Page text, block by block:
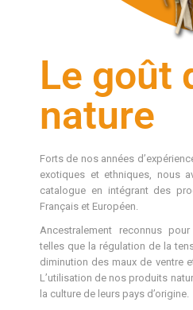
Le goût
nature
Forts de nos années
exotiques et ethniques, nous
catalogue en intégrant des
Français et Européen.
Ancestralement reconnus
telles que la régulation de la
diminution des maux de ventre
L’utilisation de nos produits
la culture de leurs pays d’origine.